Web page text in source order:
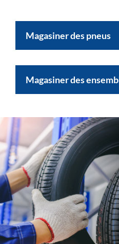
Magasiner des pneus
Magasiner des